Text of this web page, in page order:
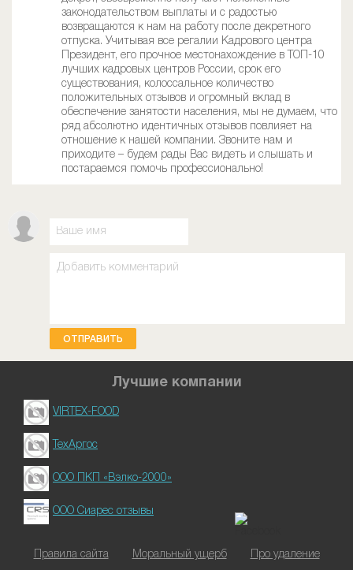
законодательством выплаты и с радостью
возвращаются к нам на работу после декретного
отпуска. Учитывая все регалии Кадрового центра
Президент, его прочное местонахождение в ТОП-10
лучших кадровых центров России, срок его
существования, колоссальное количество
положительных отзывов и огромный вклад в
обеспечение занятости населения, мы не думаем, что
ряд абсолютно идентичных отзывов повлияет на
отношение к нашей компании. Звоните нам и
приходите – будем рады Вас видеть и слышать и
постараемся помочь профессионально!
ОТПРАВИТЬ
Лучшие компании
VIRTEX-FOOD
ТехАргос
ООО ПКП «Вэлко-2000»
ООО Сиарес отзывы
Правила сайта Моральный ущерб Про удаление